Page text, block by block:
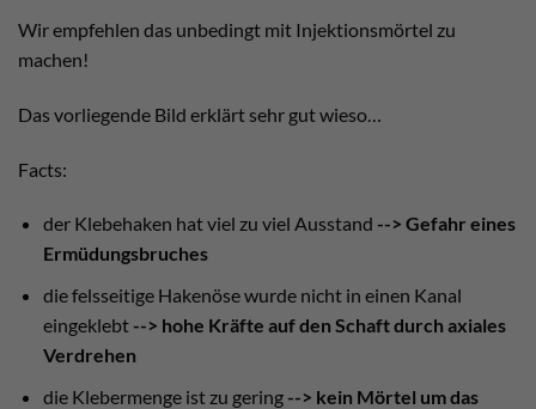
Wir empfehlen das unbedingt mit Injektionsmörtel zu
machen!
Das vorliegende Bild erklärt sehr gut wieso…
Facts:
der Klebehaken hat viel zu viel Ausstand --> Gefahr eines
Ermüdungsbruches
die felsseitige Hakenöse wurde nicht in einen Kanal
eingeklebt --> hohe Kräfte auf den Schaft durch axiales
Verdrehen
die Klebermenge ist zu gering --> kein Mörtel um das